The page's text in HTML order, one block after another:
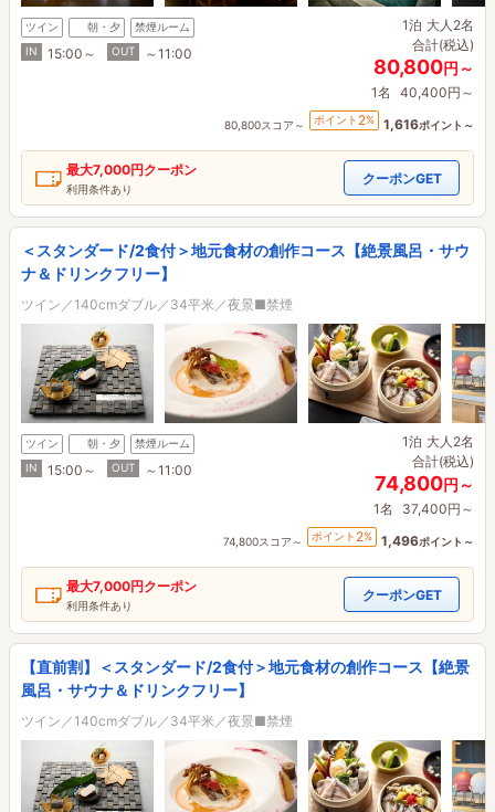
ツイン 朝・夕
禁煙ルーム
IN
15:00～ OUT ～11:00
1泊 大人2名
合計(税込)
80,800円～
1名 40,400円～
80,800スコア～ ポイント 2% 1,616ポイント～
最大7,000円クーポン
利用条件あり
クーポンGET
＜スタンダード/2食付＞地元食材の創作コース【絶景風呂・サウ
ナ＆ドリンクフリー】
ツイン／140cmダブル／34平米／夜景■禁煙
ツイン 朝・夕
禁煙ルーム
IN
15:00～ OUT ～11:00
1泊 大人2名
合計(税込)
74,800円～
1名 37,400円～
74,800スコア～ ポイント 2% 1,496ポイント～
最大7,000円クーポン
利用条件あり
クーポンGET
【直前割】＜スタンダード/2食付＞地元食材の創作コース【絶景
風呂・サウナ＆ドリンクフリー】
ツイン／140cmダブル／34平米／夜景■禁煙